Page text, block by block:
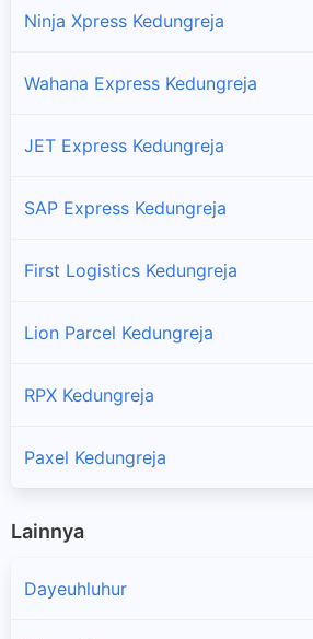
Ninja Xpress Kedungreja
Wahana Express Kedungreja
JET Express Kedungreja
SAP Express Kedungreja
First Logistics Kedungreja
Lion Parcel Kedungreja
RPX Kedungreja
Paxel Kedungreja
Lainnya
Dayeuhluhur